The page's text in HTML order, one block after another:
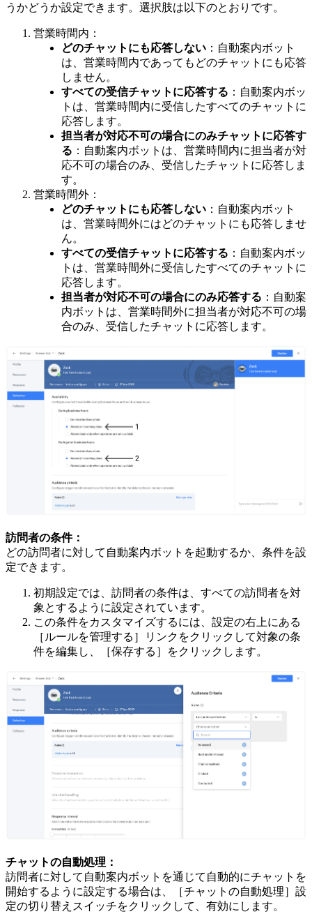
うかどうか設定できます。選択肢は以下のとおりです。
営業時間内：
どのチャットにも応答しない ：自動案内ボット
は、営業時間内であってもどのチャットにも応答
しません。
すべての受信チャットに応答する ：自動案内ボッ
トは、営業時間内に受信したすべてのチャットに
応答します。
担当者が対応不可の場合にのみチャットに応答す
る ：自動案内ボットは、営業時間内に担当者が対
応不可の場合のみ、受信したチャットに応答しま
す。
営業時間外：
どのチャットにも応答しない ：自動案内ボット
は、営業時間外にはどのチャットにも応答しませ
ん。
すべての受信チャットに応答する ：自動案内ボッ
トは、営業時間外に受信したすべてのチャットに
応答します。
担当者が対応不可の場合にのみ応答する ：自動案
内ボットは、営業時間外に担当者が対応不可の場
合のみ、受信したチャットに応答します。
訪問者の条件：
どの訪問者に対して自動案内ボットを起動するか、条件を設
定できます。
初期設定では、訪問者の条件は、すべての訪問者を対
象とするように設定されています。
この条件をカスタマイズするには、設定の右上にある
［ルールを管理する］リンクをクリックして対象の条
件を編集し、［保存する］をクリックします。
チャットの自動処理：
訪問者に対して自動案内ボットを通じて自動的にチャットを
開始するように設定する場合は、［チャットの自動処理］設
定の切り替えスイッチをクリックして、有効にします。